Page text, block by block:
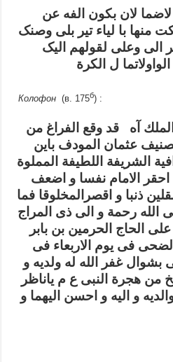
لان بکون الفه عن
منها با لیاء تير بلی وصنک
الی وعلی لقولهم الیک
ل الکرة
Колофон (в. 175б) :
آه قد وقع الفراغ من
عثمان المودف باين
الشريفة اللطيفة المملوة
الامام نفسا و اضعف
ذنبا و اقصرالمخلوقا فما
الله رحمة و الى ذى المراج
الحاج الحرمين بن بابر
فى يوم الاربعاء فى
غفر الله له ولديه و
من هجرة النبى ع م ياناظر
و اليه و احسن اليهما و